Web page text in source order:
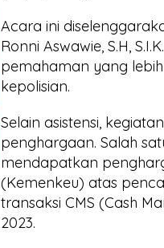
Acara ini
Ronni Aswawie, S.H,
pemahaman yang
kepolisian.
Selain asistensi,
penghargaan. Salah
mendapatkan
(Kemenkeu) atas
transaksi CMS (Cash
2023.